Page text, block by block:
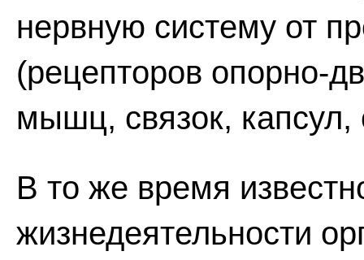
нервную систему от
(рецепторов опорно-
мышц, связок, капсул,
В то же время
жизнедеятельности